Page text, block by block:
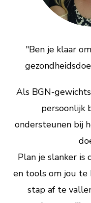
"Ben je klaar
Als BGN-
persoonlijk
ondersteunen bij
Plan je slanker
en tools om jou te
stap af te